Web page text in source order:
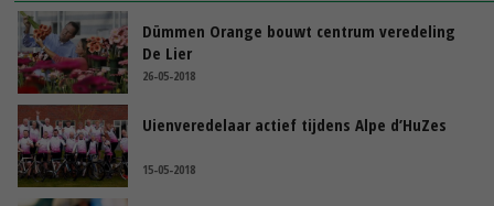
Dümmen Orange bouwt centrum veredeling
De Lier
26-05-2018
Uienveredelaar actief tijdens Alpe d’HuZes
15-05-2018